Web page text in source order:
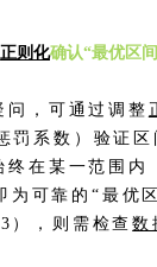
正则化确认“最优区
问，可通过调整
系数）验证区
终在某一范围内
为可靠的“最优
），则需检查数